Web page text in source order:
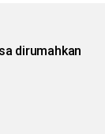
dirumahkan